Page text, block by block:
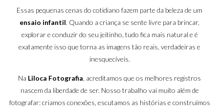
Essas pequenas cenas do cotidiano fazem parte da beleza de um
ensaio infantil. Quando a criança se sente livre para brincar,
explorar e conduzir do seu jeitinho, tudo fica mais natural e é
exatamente isso que torna as imagens tão reais, verdadeiras e
inesquecíveis.
Na Liloca Fotografia, acreditamos que os melhores registros
nascem da liberdade de ser. Nosso trabalho vai muito além de
fotografar: criamos conexões, escutamos as histórias e construímos